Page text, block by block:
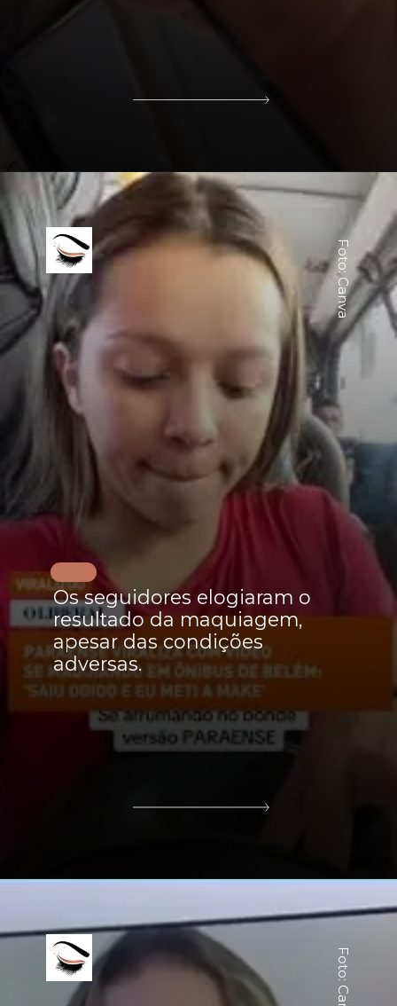
Os seguidores elogiaram o
resultado da maquiagem,
apesar das condições
adversas.
Foto: Canva
Foto: Canva